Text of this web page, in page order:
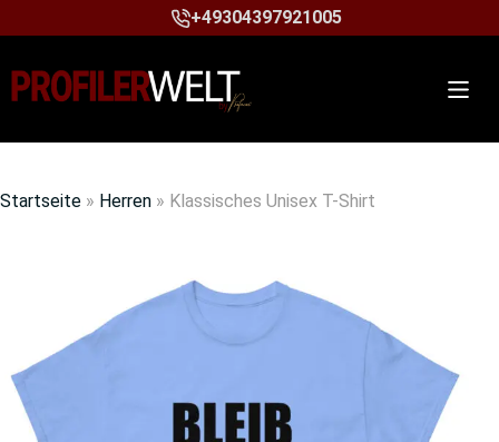
+49304397921005
Startseite » Herren » Klassisches Unisex T-Shirt